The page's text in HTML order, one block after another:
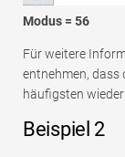
Modus = 56
Für weitere
entnehmen, dass
häufigsten
Beispiel 2